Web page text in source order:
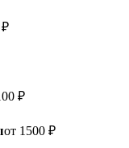
₽
₽
от 1500 ₽